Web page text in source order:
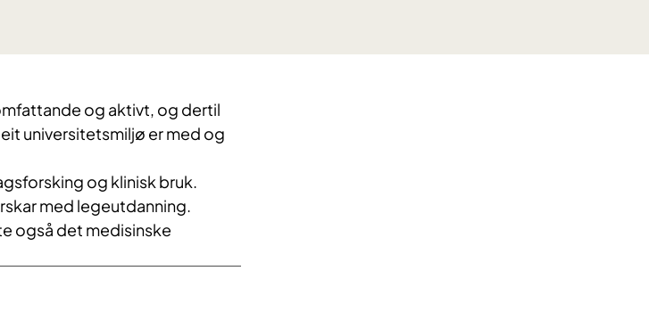
og aktivt, og dertil
universitetsmiljø er med og
og klinisk bruk.
med legeutdanning.
også det medisinske